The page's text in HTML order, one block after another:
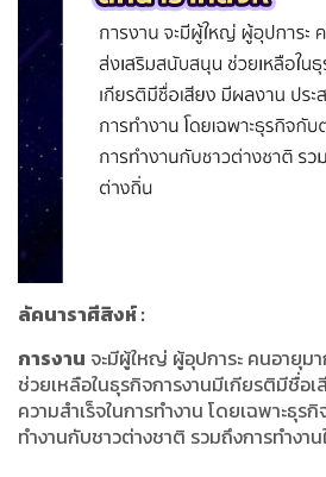
ลัคนาราศีสิงห์:
การงาน จะมีผู้ใหญ่ ผู้อุปการะ คนอายุม
ช่วยเหลือในธุรกิจการงานมีเกียรติมีชื่อ
ความสำเร็จในการทำงาน โดยเฉพาะธุร
ทำงานกับชาวต่างชาติ รวมถึงการทำงา